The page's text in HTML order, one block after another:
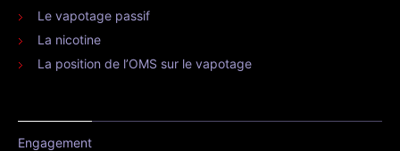
Le vapotage passif
La nicotine
La position de l’OMS sur le vapotage
Engagement